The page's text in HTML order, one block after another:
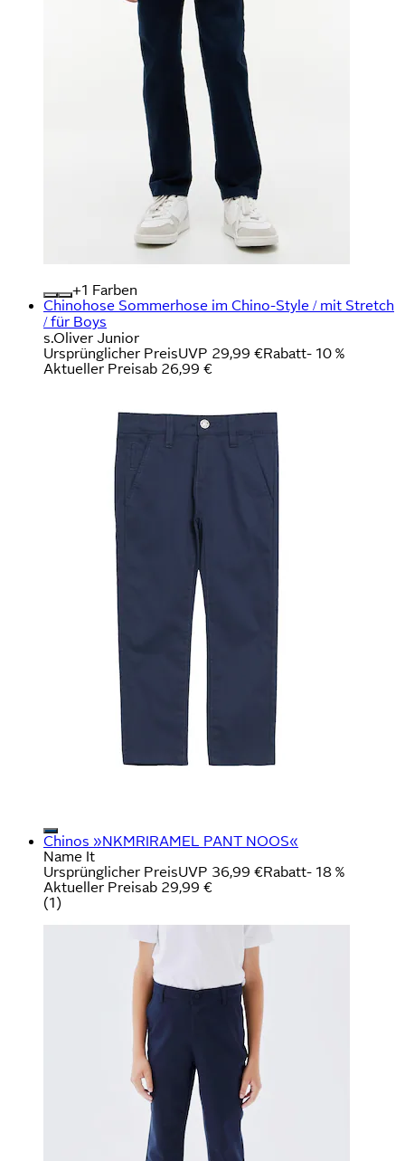
+
Farben
Chinohose Sommerhose im Chino-Style / mit Stretch
/ für Boys
s.Oliver Junior
Ursprünglicher PreisUVP 29,99 €Rabatt- 10 %
Aktueller Preisab 26,99 €
Chinos »NKMRIRAMEL PANT NOOS«
Name It
Ursprünglicher PreisUVP 36,99 €Rabatt- 18 %
Aktueller Preisab 29,99 €
(1)